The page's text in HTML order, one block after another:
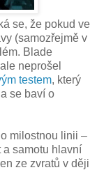
se, že pokud ve
(samozřejmě v
Blade
neprošel
testem, který
se baví o
milostnou linii –
samotu hlavní
ze zvratů v ději